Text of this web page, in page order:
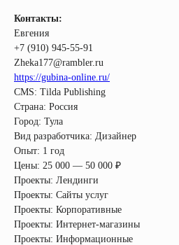
Контакты:
Евгения
+7 (910) 945-55-91
Zheka177@rambler.ru
https://gubina-online.ru/
CMS: Tilda Publishing
Страна: Россия
Город: Тула
Вид разработчика: Дизайнер
Опыт: 1 год
Цены: 25 000 — 50 000 ₽
Проекты: Лендинги
Проекты: Сайты услуг
Проекты: Корпоративные
Проекты: Интернет-магазины
Проекты: Информационные